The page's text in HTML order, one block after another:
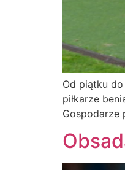
Od piątku
piłkarze
Gospodarze